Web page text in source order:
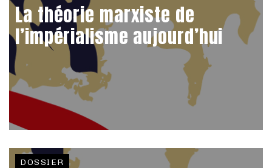
La théorie marxiste de
l’impérialisme aujourd’hui
DOSSIER